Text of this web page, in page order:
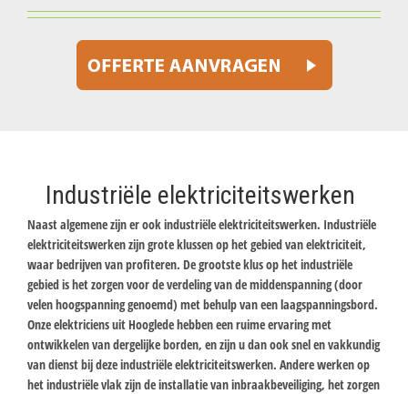
Industriële elektriciteitswerken
Naast algemene zijn er ook industriële elektriciteitswerken. Industriële
elektriciteitswerken zijn grote klussen op het gebied van elektriciteit,
waar bedrijven van profiteren. De grootste klus op het industriële
gebied is het zorgen voor de verdeling van de middenspanning (door
velen hoogspanning genoemd) met behulp van een laagspanningsbord.
Onze elektriciens uit Hooglede hebben een ruime ervaring met
ontwikkelen van dergelijke borden, en zijn u dan ook snel en vakkundig
van dienst bij deze industriële elektriciteitswerken. Andere werken op
het industriële vlak zijn de installatie van inbraakbeveiliging, het zorgen